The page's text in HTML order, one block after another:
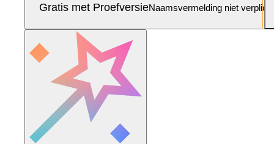
Gratis met ProefversieNaamsvermelding niet verplicht